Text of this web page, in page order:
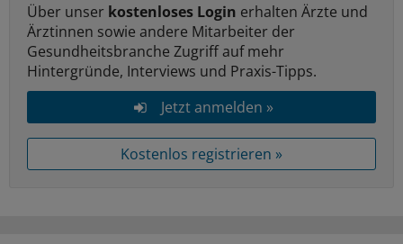
Über unser kostenloses Login erhalten Ärzte und
Ärztinnen sowie andere Mitarbeiter der
Gesundheitsbranche Zugriff auf mehr
Hintergründe, Interviews und Praxis-Tipps.
Jetzt anmelden »
Kostenlos registrieren »